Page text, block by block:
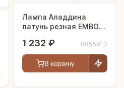
Лампа Аладдина
латунь резная EMBOSE
1 232 ₽ 8855913
В корзину